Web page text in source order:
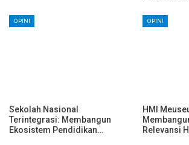
OPINI
Sekolah Nasional
Terintegrasi: Membangun
Ekosistem Pendidikan…
OPINI
HMI
Relevansi